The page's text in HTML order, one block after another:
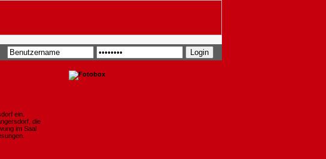
ein.
die
im Saal